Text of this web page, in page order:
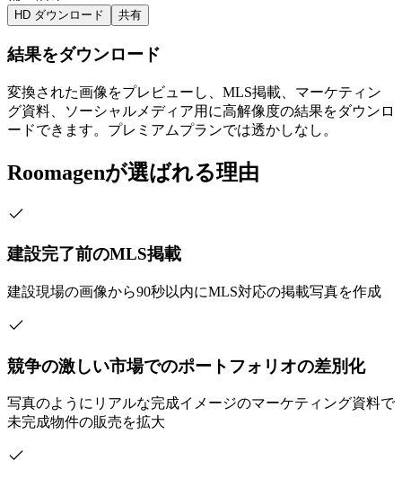
HD ダウンロード 共有
結果をダウンロード
変換された画像をプレビューし、MLS掲載、マーケティン
グ資料、ソーシャルメディア用に高解像度の結果をダウンロ
ードできます。プレミアムプランでは透かしなし。
Roomagenが選ばれる理由
建設完了前のMLS掲載
建設現場の画像から90秒以内にMLS対応の掲載写真を作成
競争の激しい市場でのポートフォリオの差別化
写真のようにリアルな完成イメージのマーケティング資料で
未完成物件の販売を拡大